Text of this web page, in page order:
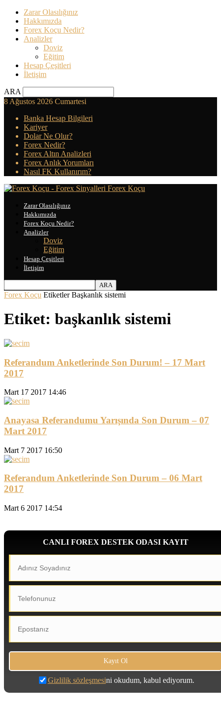
Zarar Olasılığınız
Hakkımızda
Forex Koçu Nedir?
Analizler
Doviz
Eğitim
Hesap Çeşitleri
İletişim
ARA
8 Ağustos 2026 Cumartesi
Banka Hesap Bilgileri
Kariyer
Dolar Ne Olur?
Forex Nedir?
Forex Altın Analizleri
Forex Anlık Yorumları
Nasıl FK Kullanırım?
Forex Koçu
Zarar Olasılığınız
Hakkımızda
Forex Koçu Nedir?
Analizler
Doviz
Eğitim
Hesap Çeşitleri
İletişim
Forex Koçu Etiketler Başkanlık sistemi
Etiket: başkanlık sistemi
Referandum Anketlerinde Son Durum! – 17 Mart
2017
Mart 17 2017 14:46
Anayasa Referandumu Yarışında Son Durum – 07
Mart 2017
Mart 7 2017 16:50
Referandum Anketlerinde Son Durum – 06 Mart
2017
Mart 6 2017 14:54
CANLI FOREX DESTEK ODASI KAYIT
Gizlilik sözleşmesini okudum, kabul ediyorum.